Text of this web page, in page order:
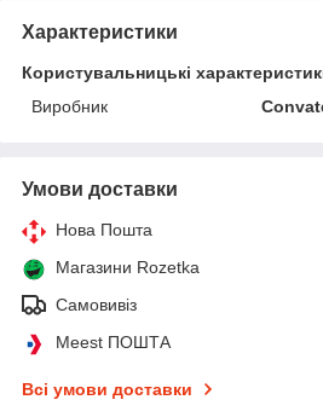
Характеристики
Користувальницькі
Виробник
Умови доставки
Нова Пошта
Магазини Rozetka
Самовивіз
Meest ПОШТА
Всі умови доставки